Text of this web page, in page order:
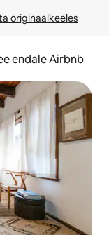
originaalkeeles
endale Airbnb